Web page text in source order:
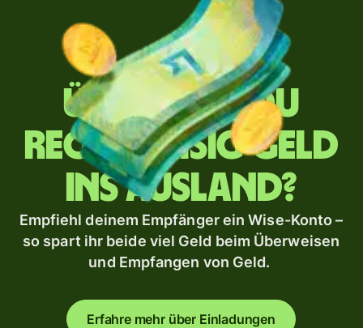
Überweist du
regelmäßig Geld
ins Ausland?
Empfiehl deinem Empfänger ein Wise-Konto –
so spart ihr beide viel Geld beim Überweisen
und Empfangen von Geld.
Erfahre mehr über Einladungen